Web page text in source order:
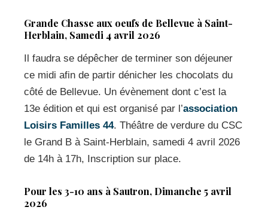
Grande Chasse aux oeufs de Bellevue à Saint-
Herblain, Samedi 4 avril 2026
Il faudra se dépêcher de terminer son déjeuner
ce midi afin de partir dénicher les chocolats du
côté de Bellevue. Un évènement dont c’est la
13e édition et qui est organisé par l’association
Loisirs Familles 44. Théâtre de verdure du CSC
le Grand B à Saint-Herblain, samedi 4 avril 2026
de 14h à 17h, Inscription sur place.
Pour les 3-10 ans à Sautron, Dimanche 5 avril
2026